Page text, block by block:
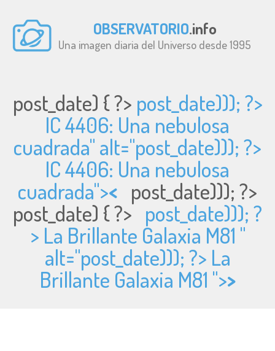
OBSERVATORIO.info
Una imagen diaria del Universo desde 1995
post_date) { ?> post_date))); ?>
IC 4406: Una nebulosa
cuadrada" alt="post_date))); ?>
IC 4406: Una nebulosa
cuadrada">< post_date))); ?>
post_date) { ?> post_date))); ?
> La Brillante Galaxia M81 "
alt="post_date))); ?> La
Brillante Galaxia M81 ">>